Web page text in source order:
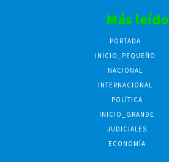
Más leído
PORTADA
INICIO_PEQUEÑO
NACIONAL
INTERNACIONAL
POLÍTICA
INICIO_GRANDE
JUDICIALES
ECONOMÍA